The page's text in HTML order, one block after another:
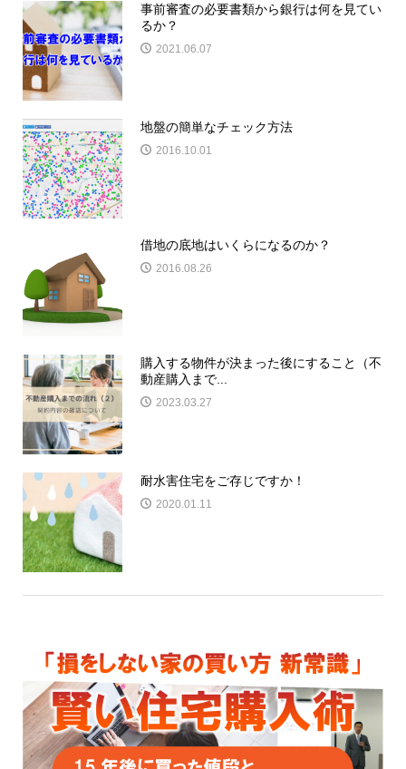
事前審査の必要書類から銀行は何を見てい
るか？
2021.06.07
地盤の簡単なチェック方法
2016.10.01
借地の底地はいくらになるのか？
2016.08.26
購入する物件が決まった後にすること（不
動産購入まで...
2023.03.27
耐水害住宅をご存じですか！
2020.01.11